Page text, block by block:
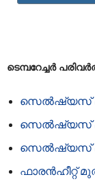
ടെമ്പറേച്ചർ
സെൽഷ്യസ്
സെൽഷ്യസ്
സെൽഷ്യസ്